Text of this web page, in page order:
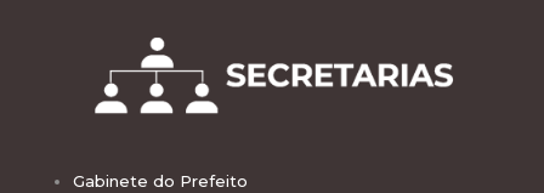
Gabinete do Prefeito